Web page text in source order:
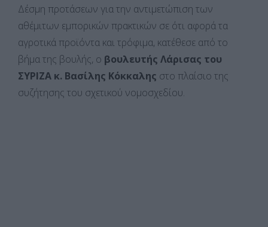
Δέσμη προτάσεων για την αντιμετώπιση των
αθέμιτων εμπορικών πρακτικών σε ότι αφορά τα
αγροτικά προϊόντα και τρόφιμα, κατέθεσε από το
βήμα της βουλής, ο βουλευτής Λάρισας του
ΣΥΡΙΖΑ κ. Βασίλης Κόκκαλης στο πλαίσιο της
συζήτησης του σχετικού νομοσχεδίου.